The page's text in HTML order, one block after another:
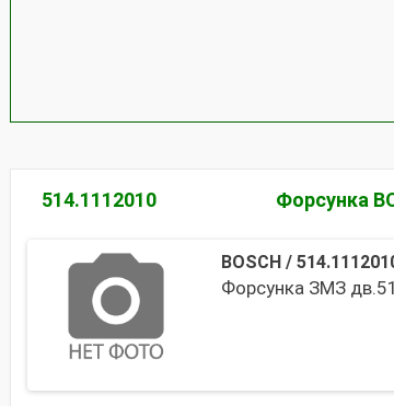
514.1112010 Форсунка
BOSCH/
Форсунка ЗМЗ